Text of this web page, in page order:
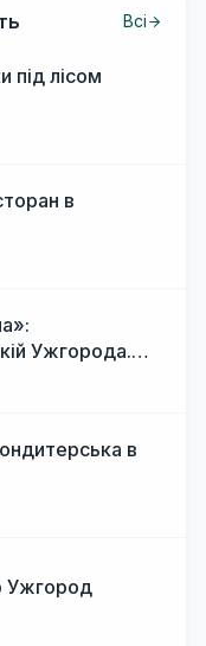
Всі
під лісом
в
Ужгорода.
затишок
в
Ужгород